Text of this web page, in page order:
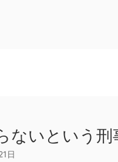
ないという刑
日